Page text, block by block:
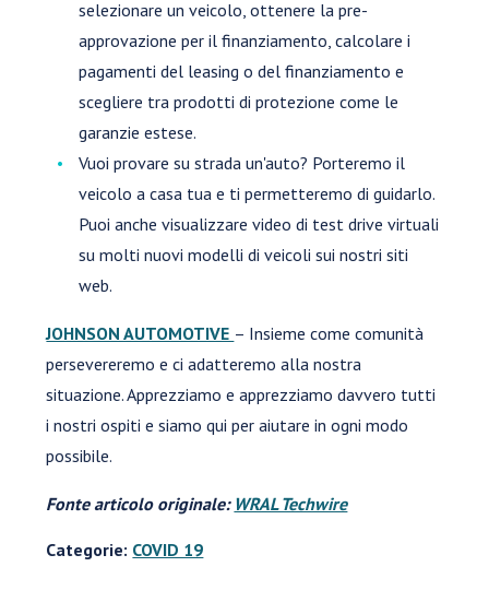
selezionare un veicolo, ottenere la pre-
approvazione per il finanziamento, calcolare i
pagamenti del leasing o del finanziamento e
scegliere tra prodotti di protezione come le
garanzie estese.
Vuoi provare su strada un'auto? Porteremo il
veicolo a casa tua e ti permetteremo di guidarlo.
Puoi anche visualizzare video di test drive virtuali
su molti nuovi modelli di veicoli sui nostri siti
web.
JOHNSON AUTOMOTIVE – Insieme come comunità
persevereremo e ci adatteremo alla nostra
situazione. Apprezziamo e apprezziamo davvero tutti
i nostri ospiti e siamo qui per aiutare in ogni modo
possibile.
Fonte articolo originale: WRAL Techwire
Categorie: COVID 19